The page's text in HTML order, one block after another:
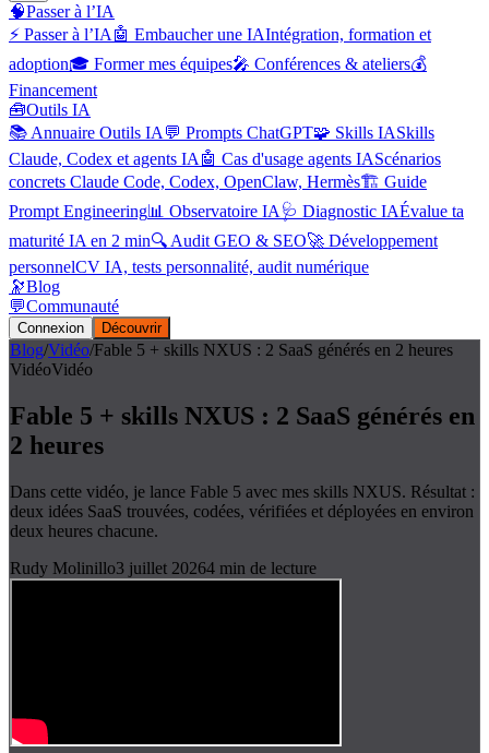
🧠Passer à l’IA
⚡ Passer à l’IA 🤖 Embaucher une IAIntégration, formation et
adoption🎓 Former mes équipes🎤 Conférences & ateliers💰
Financement
🧰Outils IA
📚 Annuaire Outils IA 💬 Prompts ChatGPT🧩 Skills IASkills
Claude, Codex et agents IA 🤖 Cas d'usage agents IAScénarios
concrets Claude Code, Codex, OpenClaw, Hermès🏗️ Guide
Prompt Engineering📊 Observatoire IA 🩺 Diagnostic IAÉvalue ta
maturité IA en 2 min🔍 Audit GEO & SEO🚀 Développement
personnelCV IA, tests personnalité, audit numérique
🔭Blog
💬Communauté
Connexion Découvrir
Blog/Vidéo/Fable 5 + skills NXUS : 2 SaaS générés en 2 heures
VidéoVidéo
Fable 5 + skills NXUS : 2 SaaS générés en
2 heures
Dans cette vidéo, je lance Fable 5 avec mes skills NXUS. Résultat :
deux idées SaaS trouvées, codées, vérifiées et déployées en environ
deux heures chacune.
Rudy Molinillo3 juillet 20264 min de lecture